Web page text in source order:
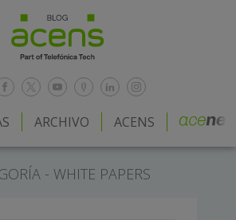
ARCHIVO ACENS
- WHITE PAPERS